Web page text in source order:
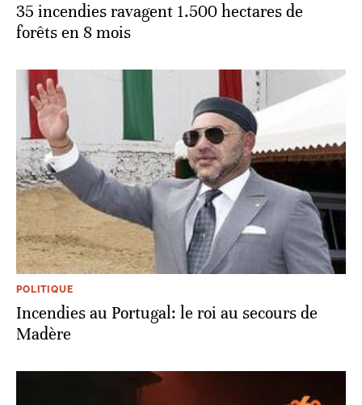
35 incendies ravagent 1.500 hectares de
forêts en 8 mois
POLITIQUE
Incendies au Portugal: le roi au secours de
Madère